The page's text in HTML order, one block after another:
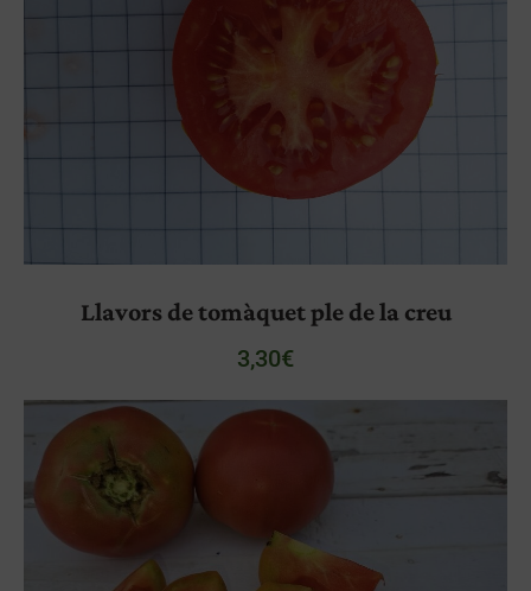
Llavors de tomàquet ple de la creu
3,30€